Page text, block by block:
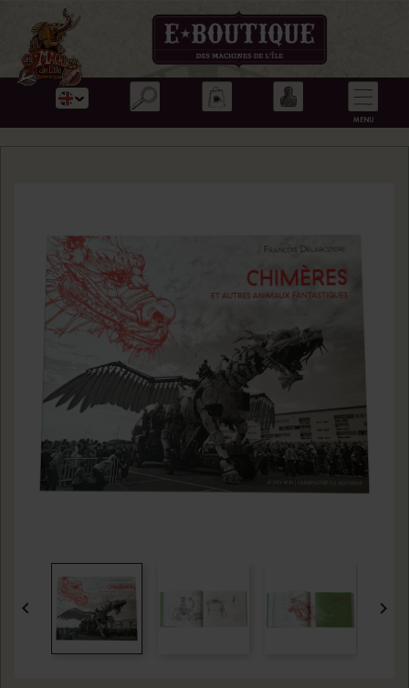
 